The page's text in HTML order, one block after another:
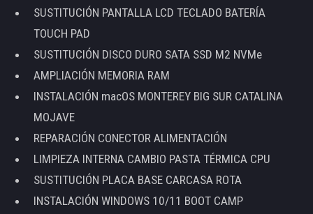
SUSTITUCIÓN PANTALLA LCD TECLADO BATERÍA
TOUCH PAD
SUSTITUCIÓN DISCO DURO SATA SSD M2 NVMe
AMPLIACIÓN MEMORIA RAM
INSTALACIÓN macOS MONTEREY BIG SUR CATALINA
MOJAVE
REPARACIÓN CONECTOR ALIMENTACIÓN
LIMPIEZA INTERNA CAMBIO PASTA TÉRMICA CPU
SUSTITUCIÓN PLACA BASE CARCASA ROTA
INSTALACIÓN WINDOWS 10/11 BOOT CAMP